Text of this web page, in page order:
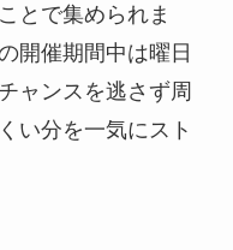
とで集められま
開催期間中は曜日
ャンスを逃さず周
い分を一気にスト